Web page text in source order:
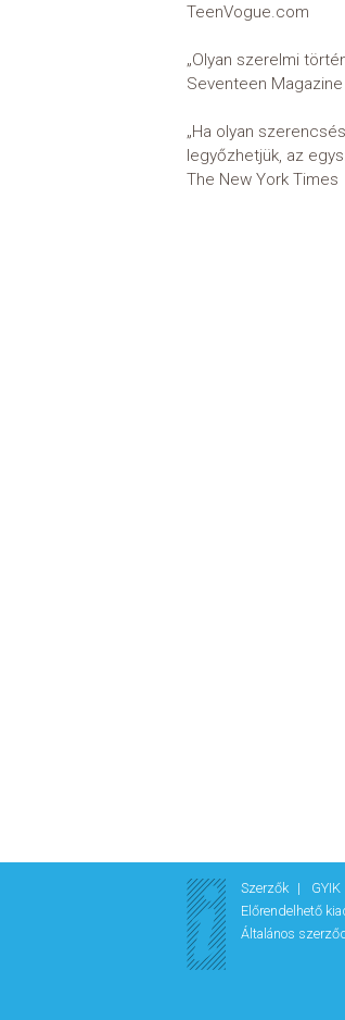
TeenVogue.com
„Olyan szerelmi
Seventeen Magazine
„Ha olyan
legyőzhetjük, az
The New York Times
Szerzők GYIK
Előrendelhető
Általános